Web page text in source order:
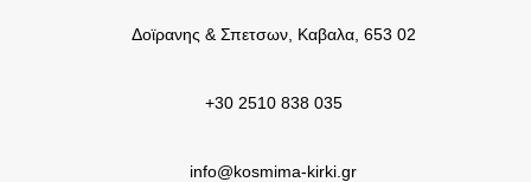
Δοϊρανης & Σπετσων, Καβαλα, 653 02
+30 2510 838 035
info@kosmima-kirki.gr